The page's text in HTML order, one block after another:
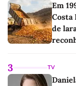
Em
Costa
de
3 TV